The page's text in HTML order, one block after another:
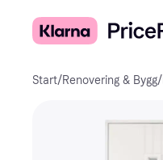
Start/Renovering & Bygg/